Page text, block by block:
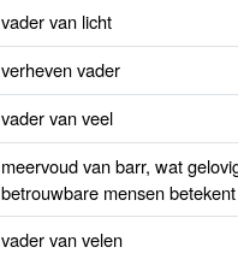
vader van licht
verheven vader
vader van veel
meervoud van barr, wat
betrouwbare mensen betekent
vader van velen